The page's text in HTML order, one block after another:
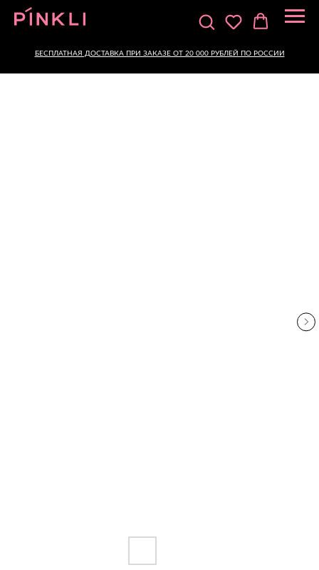
БЕСПЛАТНАЯ ДОСТАВКА ПРИ ЗАКАЗЕ ОТ 20 000 РУБЛЕЙ ПО РОССИИ